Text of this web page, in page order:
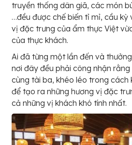
truyền thống dân giã, các món
…đều được chế biến tỉ mỉ, cầu kỳ
vị đặc trưng của ẩm thực Việt
của thực khách.
Ai đã từng một lần đến và
nơi đây đều phải công nhận
cùng tài ba, khéo léo trong cách
để tạo ra những hương vị đặc
cả những vị khách khó tính nhất.